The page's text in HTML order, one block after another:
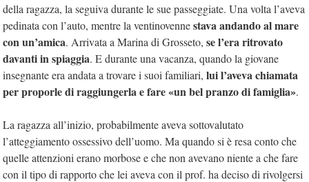
della ragazza, la seguiva durante le sue passeggiate. Una volta l’aveva
pedinata con l’auto, mentre la ventinovennestava andando al mare
con un’amica. Arrivata a Marina di Grosseto, se l’era ritrovato
davanti in spiaggia. E durante una vacanza, quando la giovane
insegnante era andata a trovare i suoi familiari, lui l’aveva chiamata
per proporle di raggiungerla e fare «un bel pranzo di famiglia».
La ragazza all’inizio, probabilmente aveva sottovalutato
l’atteggiamento ossessivo dell’uomo. Ma quando si è resa conto che
quelle attenzioni erano morbose e che non avevano niente a che fare
con il tipo di rapporto che lei aveva con il prof. ha deciso di rivolgersi